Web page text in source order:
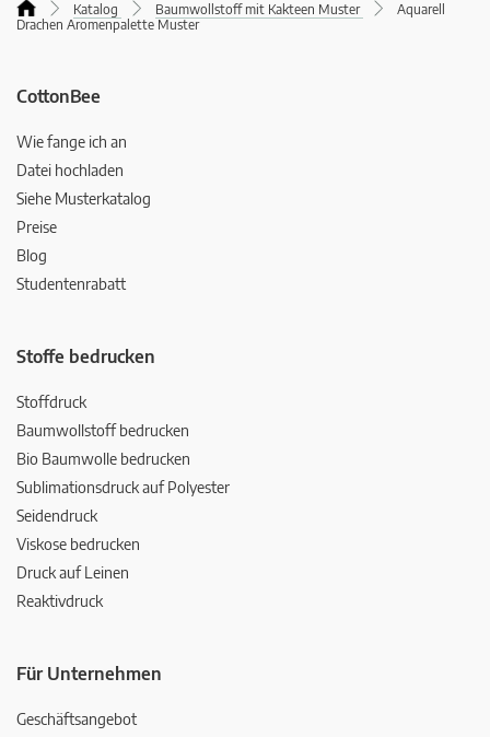
Katalog Baumwollstoff mit Kakteen Muster
Aquarell
Drachen Aromenpalette Muster
CottonBee
Wie fange ich an
Datei hochladen
Siehe Musterkatalog
Preise
Blog
Studentenrabatt
Stoffe bedrucken
Stoffdruck
Baumwollstoff bedrucken
Bio Baumwolle bedrucken
Sublimationsdruck auf Polyester
Seidendruck
Viskose bedrucken
Druck auf Leinen
Reaktivdruck
Für Unternehmen
Geschäftsangebot